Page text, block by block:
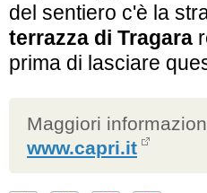
del sentiero c'è la
terrazza di Tragara
prima di lasciare
Maggiori
www.capri.it